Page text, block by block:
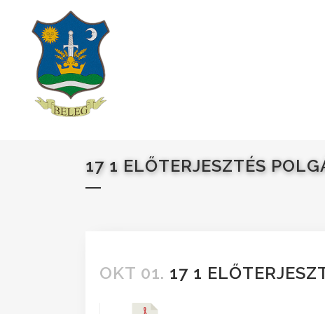
17 1 ELŐTERJESZTÉS
OKT 01. 17 1